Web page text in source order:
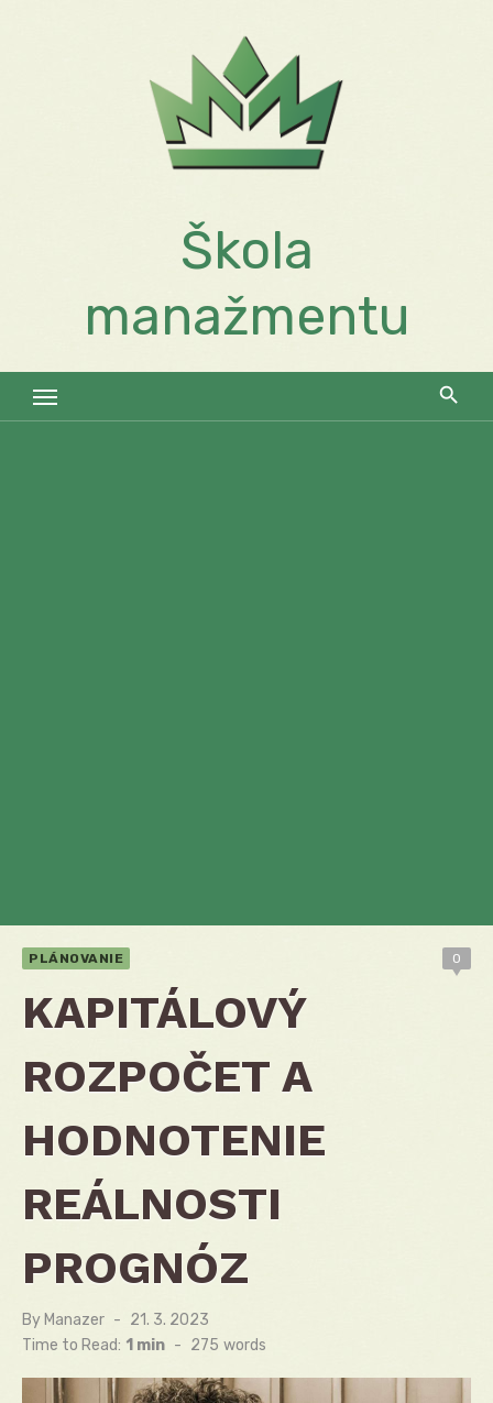
Škola
manažmentu
PLÁNOVANIE 0
KAPITÁLOVÝ
ROZPOČET A
HODNOTENIE
REÁLNOSTI
PROGNÓZ
By Manazer
Posted
on
21. 3. 2023
Time to Read: 1 min - 275 words